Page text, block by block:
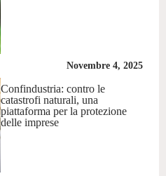
Novembre 4, 2025
Confindustria: contro le
catastrofi naturali, una
piattaforma per la protezione
delle imprese